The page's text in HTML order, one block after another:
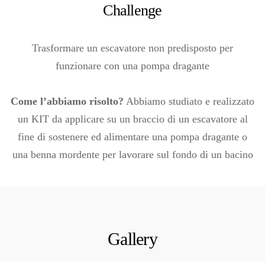
Challenge
Trasformare un escavatore non predisposto per
funzionare con una pompa dragante
Come l’abbiamo risolto? Abbiamo studiato e realizzato
un KIT da applicare su un braccio di un escavatore al
fine di sostenere ed alimentare una pompa dragante o
una benna mordente per lavorare sul fondo di un bacino
Gallery